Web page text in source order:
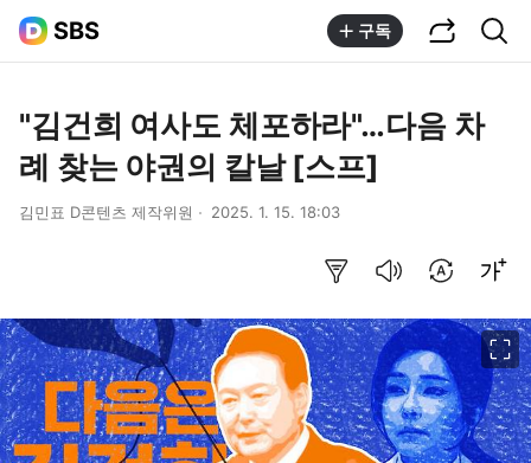
SBS 구독
"김건희 여사도 체포하라"…다음 차
례 찾는 야권의 칼날 [스프]
김민표 D콘텐츠 제작위원 2025. 1. 15. 18:03